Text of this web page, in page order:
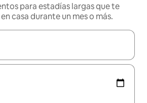
para estadías largas que te
casa durante un mes o más.
estén disponibles, navega con las